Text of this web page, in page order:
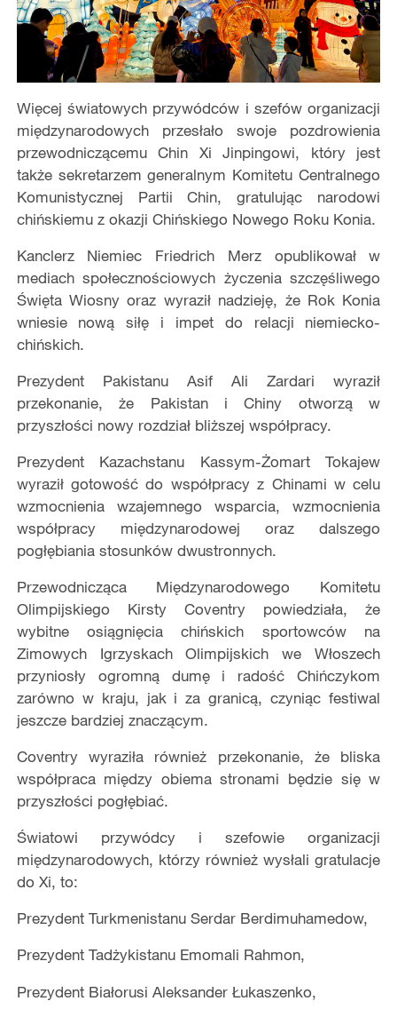
Więcej światowych przywódców i szefów organizacji
międzynarodowych przesłało swoje pozdrowienia
przewodniczącemu Chin Xi Jinpingowi, który jest
także sekretarzem generalnym Komitetu Centralnego
Komunistycznej Partii Chin, gratulując narodowi
chińskiemu z okazji Chińskiego Nowego Roku Konia.
Kanclerz Niemiec Friedrich Merz opublikował w
mediach społecznościowych życzenia szczęśliwego
Święta Wiosny oraz wyraził nadzieję, że Rok Konia
wniesie nową siłę i impet do relacji niemiecko-
chińskich.
Prezydent Pakistanu Asif Ali Zardari wyraził
przekonanie, że Pakistan i Chiny otworzą w
przyszłości nowy rozdział bliższej współpracy.
Prezydent Kazachstanu Kassym-Żomart Tokajew
wyraził gotowość do współpracy z Chinami w celu
wzmocnienia wzajemnego wsparcia, wzmocnienia
współpracy międzynarodowej oraz dalszego
pogłębiania stosunków dwustronnych.
Przewodnicząca Międzynarodowego Komitetu
Olimpijskiego Kirsty Coventry powiedziała, że
wybitne osiągnięcia chińskich sportowców na
Zimowych Igrzyskach Olimpijskich we Włoszech
przyniosły ogromną dumę i radość Chińczykom
zarówno w kraju, jak i za granicą, czyniąc festiwal
jeszcze bardziej znaczącym.
Coventry wyraziła również przekonanie, że bliska
współpraca między obiema stronami będzie się w
przyszłości pogłębiać.
Światowi przywódcy i szefowie organizacji
międzynarodowych, którzy również wysłali gratulacje
do Xi, to:
Prezydent Turkmenistanu Serdar Berdimuhamedow,
Prezydent Tadżykistanu Emomali Rahmon,
Prezydent Białorusi Aleksander Łukaszenko,